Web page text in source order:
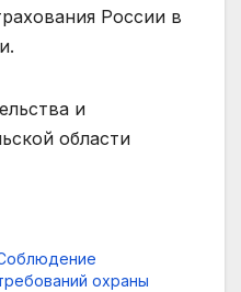
России в
и
области
охраны